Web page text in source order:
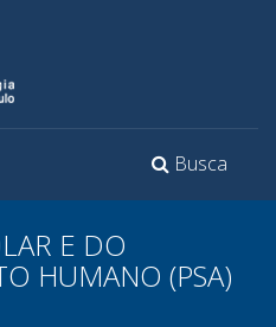
Toggle
Busca
E DO
HUMANO (PSA)